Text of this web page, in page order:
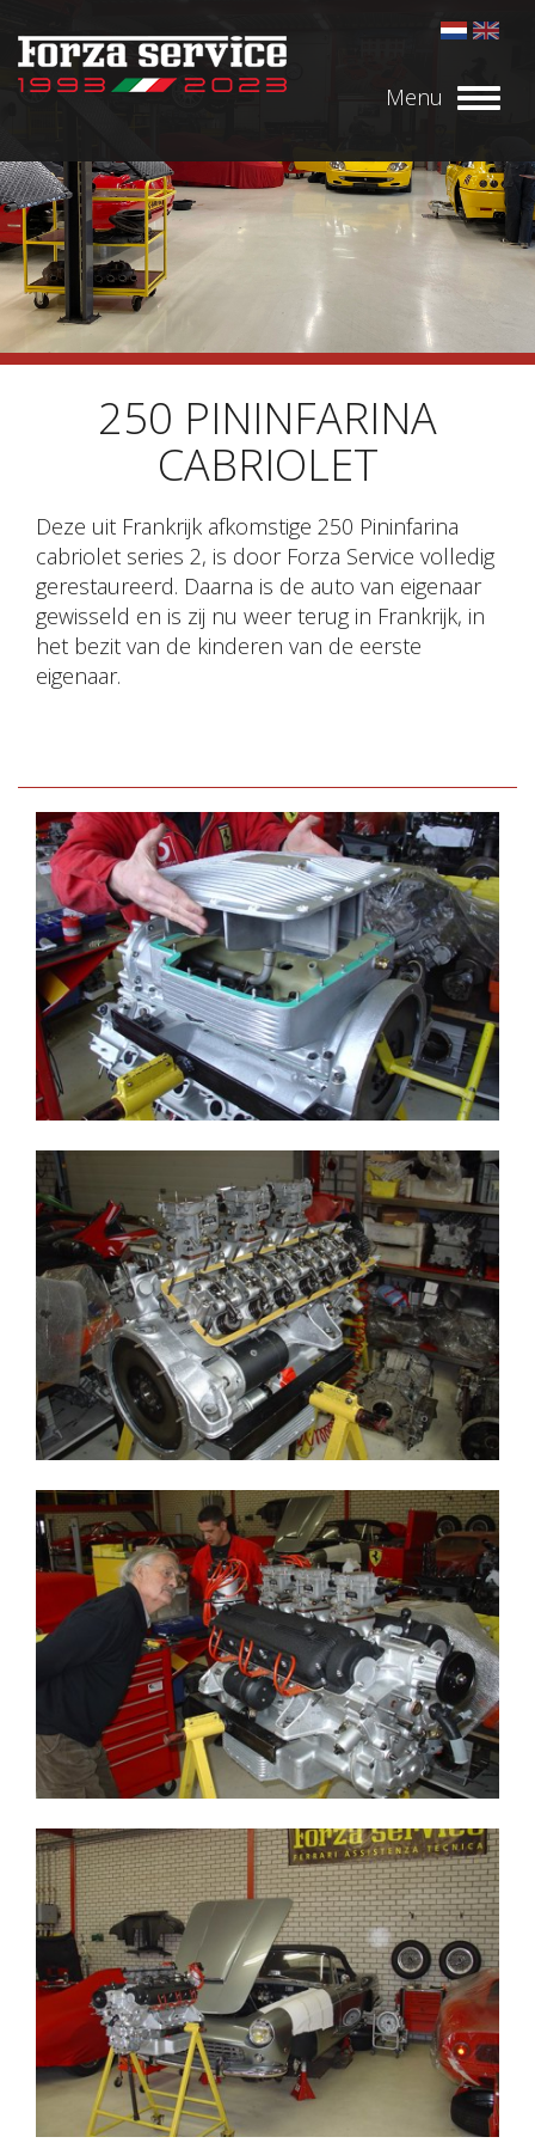
Menu
250 PININFARINA
CABRIOLET
Deze uit Frankrijk afkomstige 250 Pininfarina
cabriolet series 2, is door Forza Service volledig
gerestaureerd. Daarna is de auto van eigenaar
gewisseld en is zij nu weer terug in Frankrijk, in
het bezit van de kinderen van de eerste
eigenaar.